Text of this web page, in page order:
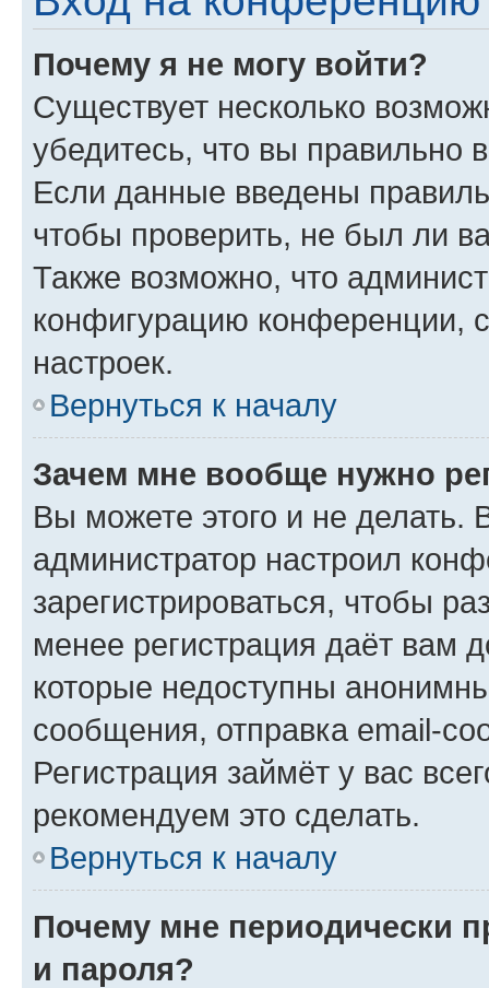
Почему я не могу войти?
Существует несколько
убедитесь, что вы правильно
Если данные введены
чтобы проверить, не был ли
Также возможно, что
конфигурацию конференции,
настроек.
Вернуться к началу
Зачем мне вообще нужно
Вы можете этого и не делать.
администратор настроил
зарегистрироваться, чтобы
менее регистрация даёт вам
которые недоступны
сообщения, отправка email-
Регистрация займёт у вас
рекомендуем это сделать.
Вернуться к началу
Почему мне периодически
и пароля?